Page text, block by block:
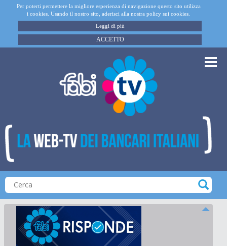
Per poterti permettere la migliore esperienza di navigazione questo sito utilizza
i cookies. Usando il nostro sito, aderisci alla nostra policy sui cookies.
Leggi di più
ACCETTO